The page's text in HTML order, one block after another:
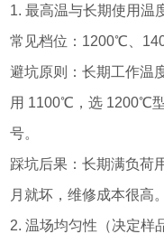
1. 最高温与长期使用温
常见档位：1200℃、
避坑原则：长期工作温
用 1100℃，选 1200℃
号。
踩坑后果：长期满负荷
月就坏，维修成本很高。
2. 温场均匀性（决定样